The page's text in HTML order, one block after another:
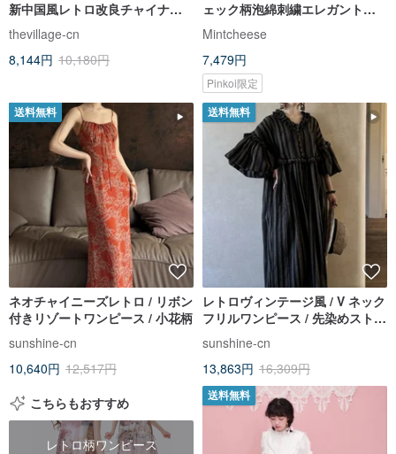
新中国風レトロ改良チャイナド
レスワンピース
thevillage-cn
8,144円 10,180円
ェック柄泡綿刺繍エレガントス
ーツ襟ロングスカート
Mintcheese
7,479円
Pinkoi限定
送料無料
ネオチャイニーズレトロ / リボン
付きリゾートワンピース / 小花柄
sunshine-cn
10,640円 12,517円
送料無料
レトロヴィンテージ風 / V ネック
フリルワンピース / 先染めストラ
sunshine-cn
13,863円 16,309円
こちらもおすすめ
レトロ柄ワンピース
送料無料